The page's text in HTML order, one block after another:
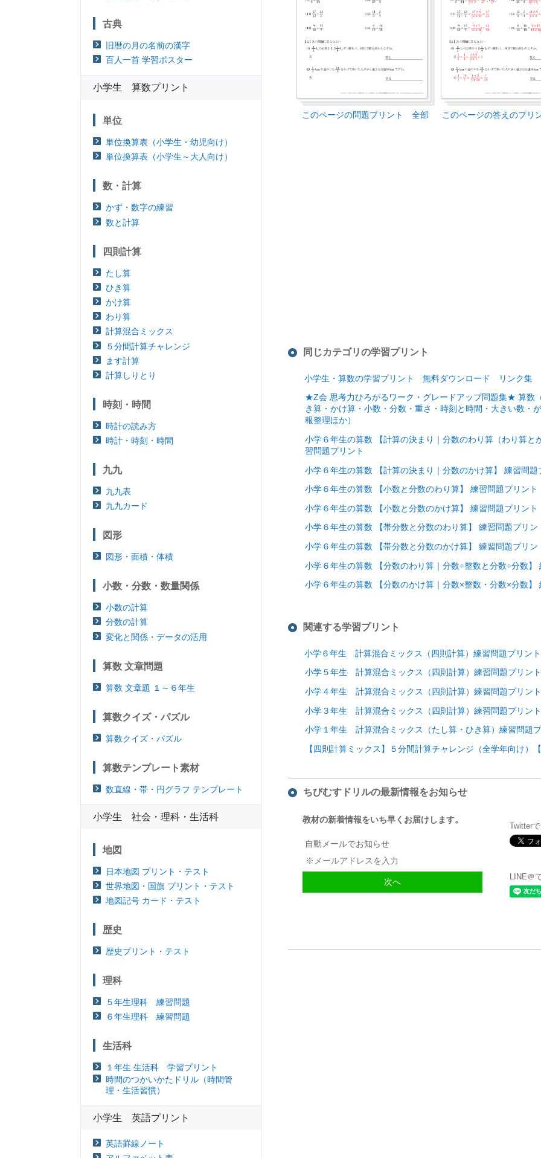
このページの問題プリント 全部 このページの答えのプ
同じカテゴリの学習プリント
小学生・算数の学習プリント 無料ダウンロード リンク集
★Z会 思考力ひろがるワーク・グレードアップ問題集★ 算数
き算・かけ算・小数・分数・重さ・時刻と時間・大きい数・
報整理ほか）
小学６年生の算数 【計算の決まり｜分数のわり算（わり算と
習問題プリント
小学６年生の算数 【計算の決まり｜分数のかけ算】 練習問題
小学６年生の算数 【小数と分数のわり算】 練習問題プリント
小学６年生の算数 【小数と分数のかけ算】 練習問題プリント
小学６年生の算数 【帯分数と分数のわり算】 練習問題プリン
小学６年生の算数 【帯分数と分数のかけ算】 練習問題プリン
小学６年生の算数 【分数のわり算｜分数÷整数と分数÷分数】
小学６年生の算数 【分数のかけ算｜分数×整数・分数×分数】
関連する学習プリント
小学６年生 計算混合ミックス（四則計算）練習問題プリント
小学５年生 計算混合ミックス（四則計算）練習問題プリント
小学４年生 計算混合ミックス（四則計算）練習問題プリント
小学３年生 計算混合ミックス（四則計算）練習問題プリント
小学１年生 計算混合ミックス（たし算・ひき算）練習問題
【四則計算ミックス】５分間計算チャレンジ（全学年向け）
ちびむすドリルの最新情報をお知らせ
教材の新着情報をいち早くお届けします。
自動メールでお知らせ
Twitter
LINE＠
古典
旧暦の月の名前の漢字
百人一首 学習ポスター
小学生 算数プリント
単位
単位換算表（小学生・幼児向け）
単位換算表（小学生～大人向け）
数・計算
かず・数字の練習
数と計算
四則計算
たし算
ひき算
かけ算
わり算
計算混合ミックス
５分間計算チャレンジ
ます計算
計算しりとり
時刻・時間
時計の読み方
時計・時刻・時間
九九
九九表
九九カード
図形
図形・面積・体積
小数・分数・数量関係
小数の計算
分数の計算
変化と関係・データの活用
算数 文章問題
算数 文章題 １～６年生
算数クイズ・パズル
算数クイズ・パズル
算数テンプレート素材
数直線・帯・円グラフ テンプレート
小学生 社会・理科・生活科
地図
日本地図 プリント・テスト
世界地図・国旗 プリント・テスト
地図記号 カード・テスト
歴史
歴史プリント・テスト
理科
５年生理科 練習問題
６年生理科 練習問題
生活科
１年生 生活科 学習プリント
時間のつかいかたドリル（時間管
理・生活習慣）
小学生 英語プリント
英語罫線ノート